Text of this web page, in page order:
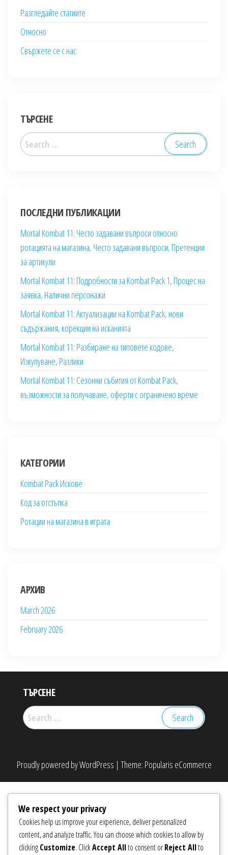
Разгледайте статиите
Относно
Свържете се с нас
ТЪРСЕНЕ
Search
for:
ПОСЛЕДНИ ПУБЛИКАЦИИ
Mortal Kombat 11: Често задавани въпроси относно
ротацията на магазина, Често задавани въпроси, Претенции
за артикули
Mortal Kombat 11: Подробности за Kombat Pack 1, Процес на
заявка, Налични персонажи
Mortal Kombat 11: Актуализации на Kombat Pack, нови
съдържания, корекции на исканията
Mortal Kombat 11: Разбиране на типовете кодове,
Изкупуване, Разлики
Mortal Kombat 11: Сезонни събития от Kombat Pack,
възможности за получаване, оферти с ограничено време
КАТЕГОРИИ
Kombat Pack Искове
Код за отстъпка
Ротации на магазина в играта
АРХИВ
March 2026
February 2026
ТЪРСЕНЕ
Search
for:
Proudly powered byWordPress | Theme: Popularis eCommerce
We respect your privacy
Cookies help us improve your experience, deliver personalized
content, and analyze traffic. You can choose which cookies to allow by
clickingCustomize. ClickAccept Allto consent orReject Allto